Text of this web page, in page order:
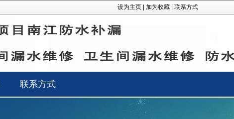
设为主页 加为收藏 联系方式
联系方式